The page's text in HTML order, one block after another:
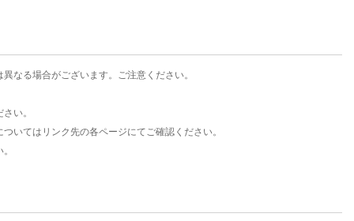
なる場合がございます。ご注意ください。
い。
いてはリンク先の各ページにてご確認ください。